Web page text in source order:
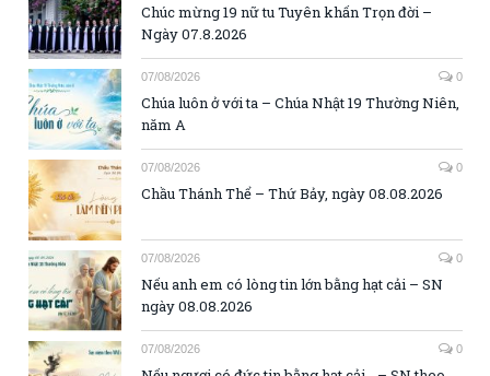
Chúc mừng 19 nữ tu Tuyên khấn Trọn đời –
Ngày 07.8.2026
07/08/2026 0
Chúa luôn ở với ta – Chúa Nhật 19 Thường Niên,
năm A
07/08/2026 0
Chầu Thánh Thể – Thứ Bảy, ngày 08.08.2026
07/08/2026 0
Nếu anh em có lòng tin lớn bằng hạt cải – SN
ngày 08.08.2026
07/08/2026 0